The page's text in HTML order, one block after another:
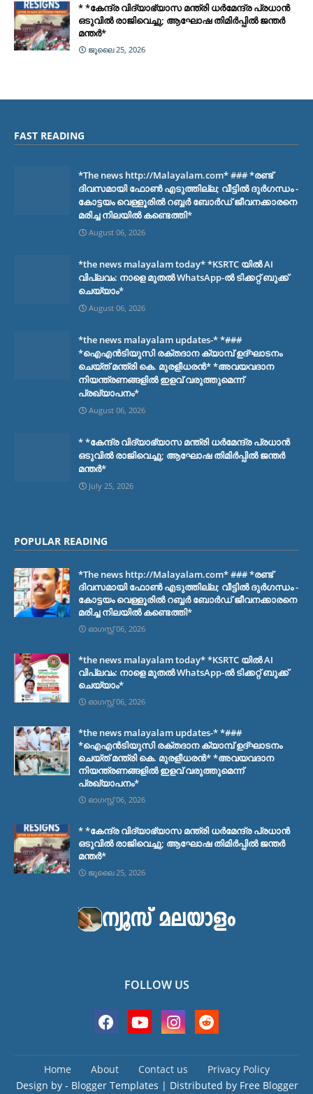
* *കേന്ദ്ര വിദ്യാഭ്യാസ മന്ത്രി ധർമേന്ദ്ര പ്രധാൻ
ഒടുവിൽ രാജിവെച്ചു; ആഘോഷ തിമിർപ്പിൽ ജന്തർ
മന്തർ*
ജൂലൈ 25, 2026
FAST READING
*The news http://Malayalam.com* ### *രണ്ട്
ദിവസമായി ഫോൺ എടുത്തില്ല; വീട്ടിൽ ദുർഗന്ധം -
കോട്ടയം വെള്ളൂരിൽ റബ്ബർ ബോർഡ് ജീവനക്കാരനെ
മരിച്ച നിലയിൽ കണ്ടെത്തി*
August 06, 2026
*the news malayalam today* *KSRTC യിൽ AI
വിപ്ലവം: നാളെ മുതൽ WhatsApp-ൽ ടിക്കറ്റ് ബുക്ക്
ചെയ്യാം*
August 06, 2026
*the news malayalam updates-* *###
*ഐഎൻടിയുസി രക്തദാന ക്യാമ്പ് ഉദ്ഘാടനം
ചെയ്ത് മന്ത്രി കെ. മുരളീധരൻ* *അവയവദാന
നിയന്ത്രണങ്ങളിൽ ഇളവ് വരുത്തുമെന്ന്
പ്രഖ്യാപനം*
August 06, 2026
* *കേന്ദ്ര വിദ്യാഭ്യാസ മന്ത്രി ധർമേന്ദ്ര പ്രധാൻ
ഒടുവിൽ രാജിവെച്ചു; ആഘോഷ തിമിർപ്പിൽ ജന്തർ
മന്തർ*
July 25, 2026
POPULAR READING
*The news http://Malayalam.com* ### *രണ്ട്
ദിവസമായി ഫോൺ എടുത്തില്ല; വീട്ടിൽ ദുർഗന്ധം -
കോട്ടയം വെള്ളൂരിൽ റബ്ബർ ബോർഡ് ജീവനക്കാരനെ
മരിച്ച നിലയിൽ കണ്ടെത്തി*
ഓഗസ്റ്റ് 06, 2026
*the news malayalam today* *KSRTC യിൽ AI
വിപ്ലവം: നാളെ മുതൽ WhatsApp-ൽ ടിക്കറ്റ് ബുക്ക്
ചെയ്യാം*
ഓഗസ്റ്റ് 06, 2026
*the news malayalam updates-* *###
*ഐഎൻടിയുസി രക്തദാന ക്യാമ്പ് ഉദ്ഘാടനം
ചെയ്ത് മന്ത്രി കെ. മുരളീധരൻ* *അവയവദാന
നിയന്ത്രണങ്ങളിൽ ഇളവ് വരുത്തുമെന്ന്
പ്രഖ്യാപനം*
ഓഗസ്റ്റ് 06, 2026
* *കേന്ദ്ര വിദ്യാഭ്യാസ മന്ത്രി ധർമേന്ദ്ര പ്രധാൻ
ഒടുവിൽ രാജിവെച്ചു; ആഘോഷ തിമിർപ്പിൽ ജന്തർ
മന്തർ*
ജൂലൈ 25, 2026
FOLLOW US
Home About Contact us
Privacy Policy
Design by - Blogger Templates | Distributed by Free Blogger